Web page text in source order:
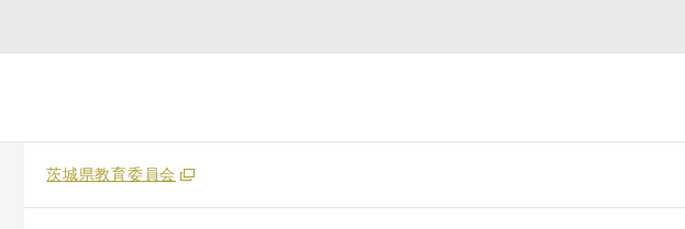
茨城県教育委員会